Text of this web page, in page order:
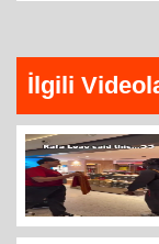
İlgili